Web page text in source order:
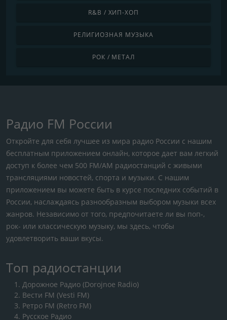
R&B / ХИП-ХОП
РЕЛИГИОЗНАЯ МУЗЫКА
РОК / МЕТАЛ
Радио FM России
Откройте для себя лучшее из мира радио России с нашим
бесплатным приложением онлайн, которое дает вам легкий
доступ к более чем 500 FM/AM радиостанций с живыми
трансляциями новостей, спорта и музыки. С нашим
приложением вы можете быть в курсе последних событий в
России, наслаждаясь разнообразным выбором музыки всех
жанров. Независимо от того, предпочитаете ли вы поп-,
рок- или классическую музыку, мы здесь, чтобы
удовлетворить ваши вкусы.
Топ радиостанции
Дорожное Радио (Dorojnoe Radio)
Вести FM (Vesti FM)
Ретро FM (Retro FM)
Русское Радио